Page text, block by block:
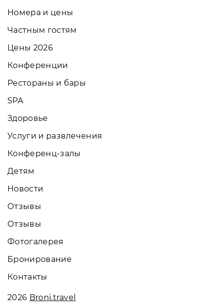
Номера и цены
Частным гостям
Цены 2026
Конференции
Рестораны и бары
SPA
Здоровье
Услуги и развлечения
Конференц-залы
Детям
Новости
Отзывы
Отзывы
Фотогалерея
Бронирование
Контакты
2026 Broni.travel